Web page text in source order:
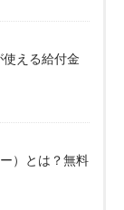
使える給付金
）とは？無料